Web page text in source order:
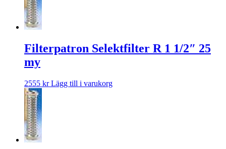
Filterpatron Selektfilter R 1 1/2″ 25
my
2555 kr Lägg till i varukorg